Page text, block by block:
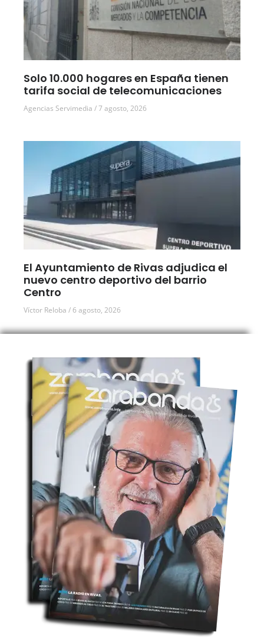
Solo 10.000 hogares en España tienen
tarifa social de telecomunicaciones
Agencias Servimedia 7 agosto, 2026
El Ayuntamiento de Rivas adjudica el
nuevo centro deportivo del barrio
Centro
Víctor Reloba 6 agosto, 2026